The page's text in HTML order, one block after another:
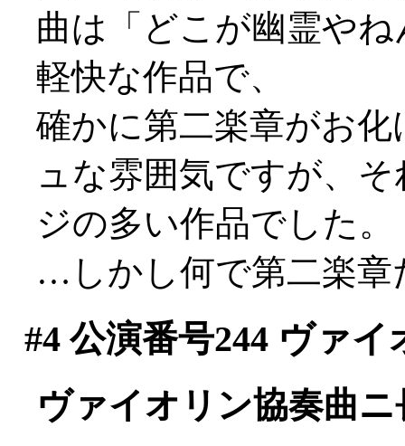
曲は「どこが幽霊や
軽快な作品で、
確かに第二楽章がお
ュな雰囲気ですが、
ジの多い作品でした。
…しかし何で第二楽
#4公演番号244 ヴァイ
ヴァイオリン協奏曲ニ